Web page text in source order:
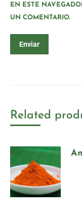
EN ESTE
UN COMENTARIO.
Related